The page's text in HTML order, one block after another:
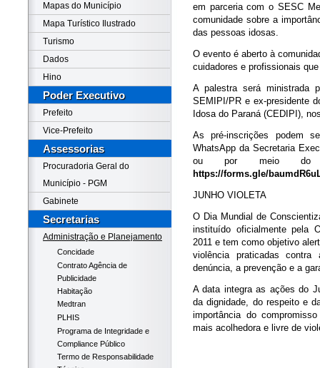
Mapas do Município
Mapa Turístico Ilustrado
Turismo
Dados
Hino
Poder Executivo
Prefeito
Vice-Prefeito
Assessorias
Procuradoria Geral do
Município - PGM
Gabinete
Secretarias
Administração e Planejamento
Concidade
Contrato Agência de
Publicidade
Habitação
Medtran
PLHIS
Programa de Integridade e
Compliance Público
Termo de Responsabilidade
em parceria com o SESC
comunidade sobre a
das pessoas idosas.
O evento é aberto à
cuidadores e profissionais
A palestra será ministrada
SEMIPI/PR e ex-presidente
Idosa do Paraná (CEDIPI),
As pré-inscrições podem
WhatsApp da Secretaria
ou por meio do
https://forms.gle/
JUNHO VIOLETA
O Dia Mundial de
instituído oficialmente pela
2011 e tem como objetivo
violência praticadas
denúncia, a prevenção e a
A data integra as ações do
da dignidade, do respeito e
importância do
mais acolhedora e livre de